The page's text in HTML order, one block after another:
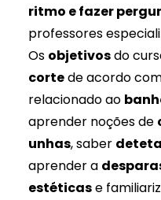
ritmo e fazer
professores
Os objetivosdo
cortede acordo
relacionado ao
aprender noções de
unhas, saber
aprender a
estéticase